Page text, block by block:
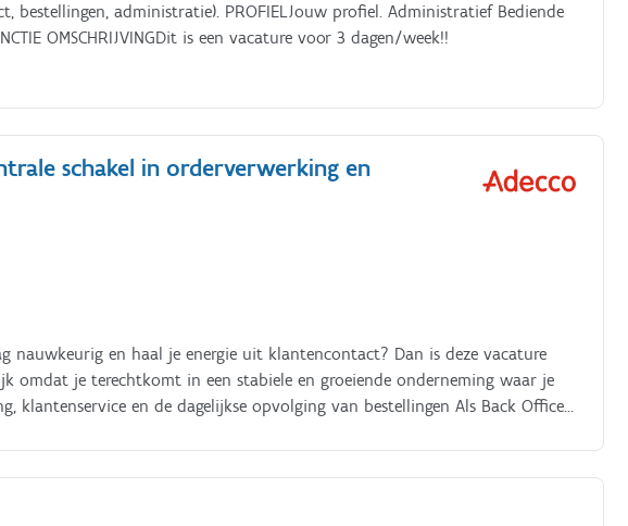
bestellingen, administratie). PROFIELJouw profiel. Administratief Bediende
OMSCHRIJVINGDit is een vacature voor 3 dagen/week!!
schakel in orderverwerking en
nauwkeurig en haal je energie uit klantencontact? Dan is deze vacature
omdat je terechtkomt in een stabiele en groeiende onderneming waar je
klantenservice en de dagelijkse opvolging van bestellingen Als Back Office
en verwerken van klantorders via e-mail, webshop en telefoon in het
levertermijnen met klanten Opvolgen van bestellingen bij leveranciers
rond leveringen en transporten Administratieve ondersteuning bieden